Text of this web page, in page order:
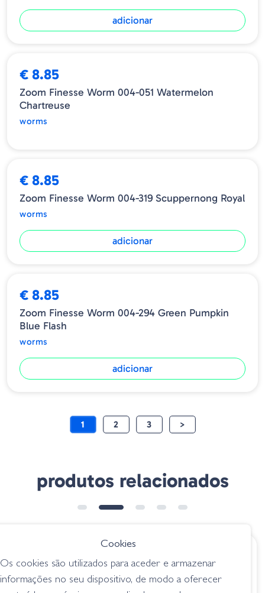
adicionar
€ 8.85
Zoom Finesse Worm 004-051 Watermelon
Chartreuse
worms
€ 8.85
Zoom Finesse Worm 004-319 Scuppernong Royal
worms
adicionar
€ 8.85
Zoom Finesse Worm 004-294 Green Pumpkin
Blue Flash
worms
adicionar
1 2 3 >
produtos relacionados
€ 10.75
Raid Japan Whip
Crawler - 020 Dark
Zoom C Tail Worm
010-334 South
Cookies
Os cookies são utilizados para aceder e armazenar
informações no seu dispositivo, de modo a oferecer